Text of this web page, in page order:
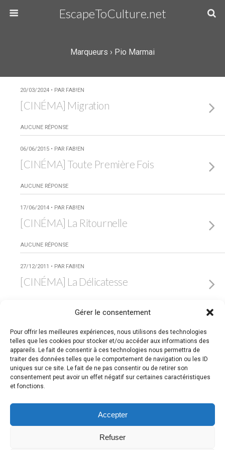
Gérer le consentement
Pour offrir les meilleures expériences, nous utilisons des technologies
telles que les cookies pour stocker et/ou accéder aux informations des
appareils. Le fait de consentir à ces technologies nous permettra de
traiter des données telles que le comportement de navigation ou les ID
uniques sur ce site. Le fait de ne pas consentir ou de retirer son
consentement peut avoir un effet négatif sur certaines caractéristiques
et fonctions.
Accepter
Refuser
EscapeToCulture.net
Marqueurs › Pio Marmai
20/03/2024 • PAR FAB!EN
[CINÉMA] Migration
AUCUNE RÉPONSE
06/06/2015 • PAR FAB!EN
[CINÉMA] Toute Première Fois
AUCUNE RÉPONSE
17/06/2014 • PAR FAB!EN
[CINÉMA] La Ritournelle
AUCUNE RÉPONSE
27/12/2011 • PAR FAB!EN
[CINÉMA] La Délicatesse
[CINÉMA] Un Heureux
Événement
AUCUNE RÉPONSE
Retour au début